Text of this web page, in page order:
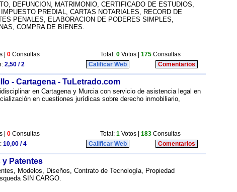
DEFUNCION, MATRIMONIO, CERTIFICADO DE ESTUDIOS,
PREDIAL, CARTAS NOTARIALES, RECORD DE
PENALES, ELABORACION DE PODERES SIMPLES,
COMPRA DE BIENES.
| 0 Consultas Total: 0 Votos | 175 Consultas
2,50 / 2 Calificar Web Comentarios
- Cartagena - TuLetrado.com
en Cartagena y Murcia con servicio de asistencia legal en
en cuestiones jurídicas sobre derecho inmobiliario,
| 0 Consultas Total: 1 Votos | 183 Consultas
10,00 / 4 Calificar Web Comentarios
y Patentes
Modelos, Diseños, Contrato de Tecnología, Propiedad
SIN CARGO.